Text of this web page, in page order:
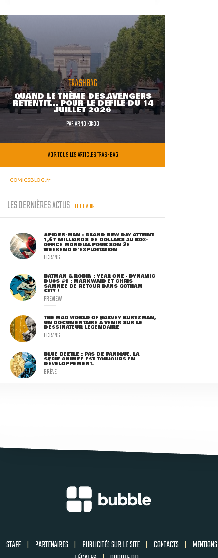
TRASHBAG
QUAND LE THÈME DES AVENGERS
RETENTIT... POUR LE DÉFILÉ DU 14
JUILLET 2026
PARARNO KIKOO
VOIR TOUS LES ARTICLES TRASHBAG
COMICSBLOG.fr
LES DERNIÈRES ACTUS TOUT VOIR
SPIDER-MAN : BRAND NEW DAY ATTEINT
1,67 MILLIARDS DE DOLLARS AU BOX-
OFFICE MONDIAL POUR SON 2E
WEEKEND D'EXPLOITATION
ECRANS
BATMAN & ROBIN : YEAR ONE - DYNAMIC
DUOS #1 : MARK WAID ET CHRIS
SAMNEE DE RETOUR DANS GOTHAM
CITY !
PREVIEW
THE MAD WORLD OF HARVEY KURTZMAN,
UN DOCUMENTAIRE À VENIR SUR LE
DESSINATEUR LÉGENDAIRE
ECRANS
BLUE BEETLE : PAS DE PANIQUE, LA
SÉRIE ANIMÉE EST TOUJOURS EN
DÉVELOPPEMENT.
BRÈVE
STAFF | PARTENAIRES | PUBLICITÉS SUR LE SITE | CONTACTS | MENTIONS